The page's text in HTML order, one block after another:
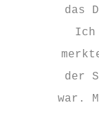
das
Ich
der
war.